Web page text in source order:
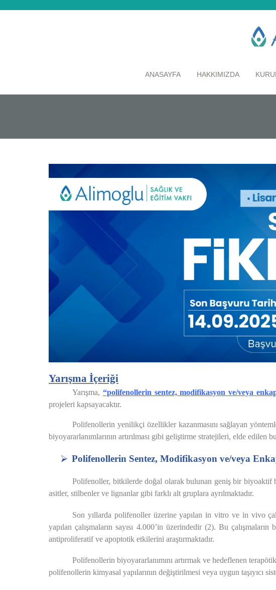
ANASAYFA HAKKIMIZDA
Yarışma İçeriği
Yarışma, “polifenollerin sentez, modifikasyon ve/veya
projeleri kapsayacaktır.
Polifenollerin yenilikçi özellikler kazanmasını sağlayan
biyoyararlanımlarının artırılması gibi geliştirme stratejileri, elde
⮚ Polifenollerin Sentez, Modifikasyon ve/veya
Polifenoller, bitkilerde doğal olarak bulunan geniş bir biyoaktif
asitler, stilbenler ve lignanlar gibi farklı alt gruplara ayrılmaktadır.
Son yıllarda polifenoller üzerine yapılan in vitro ve in vivo
yapılan çalışmaların sayısı 4.000’in üzerindedir (2). Bu
antiproliferatif ve apoptotik etkilerini araştırmaktadır.
Polifenollerin biyoyararlanımını artırmak ve hedeflenen
polifenollerin kimyasal yapılarının değiştirilmesi veya uygun taşıyıcı